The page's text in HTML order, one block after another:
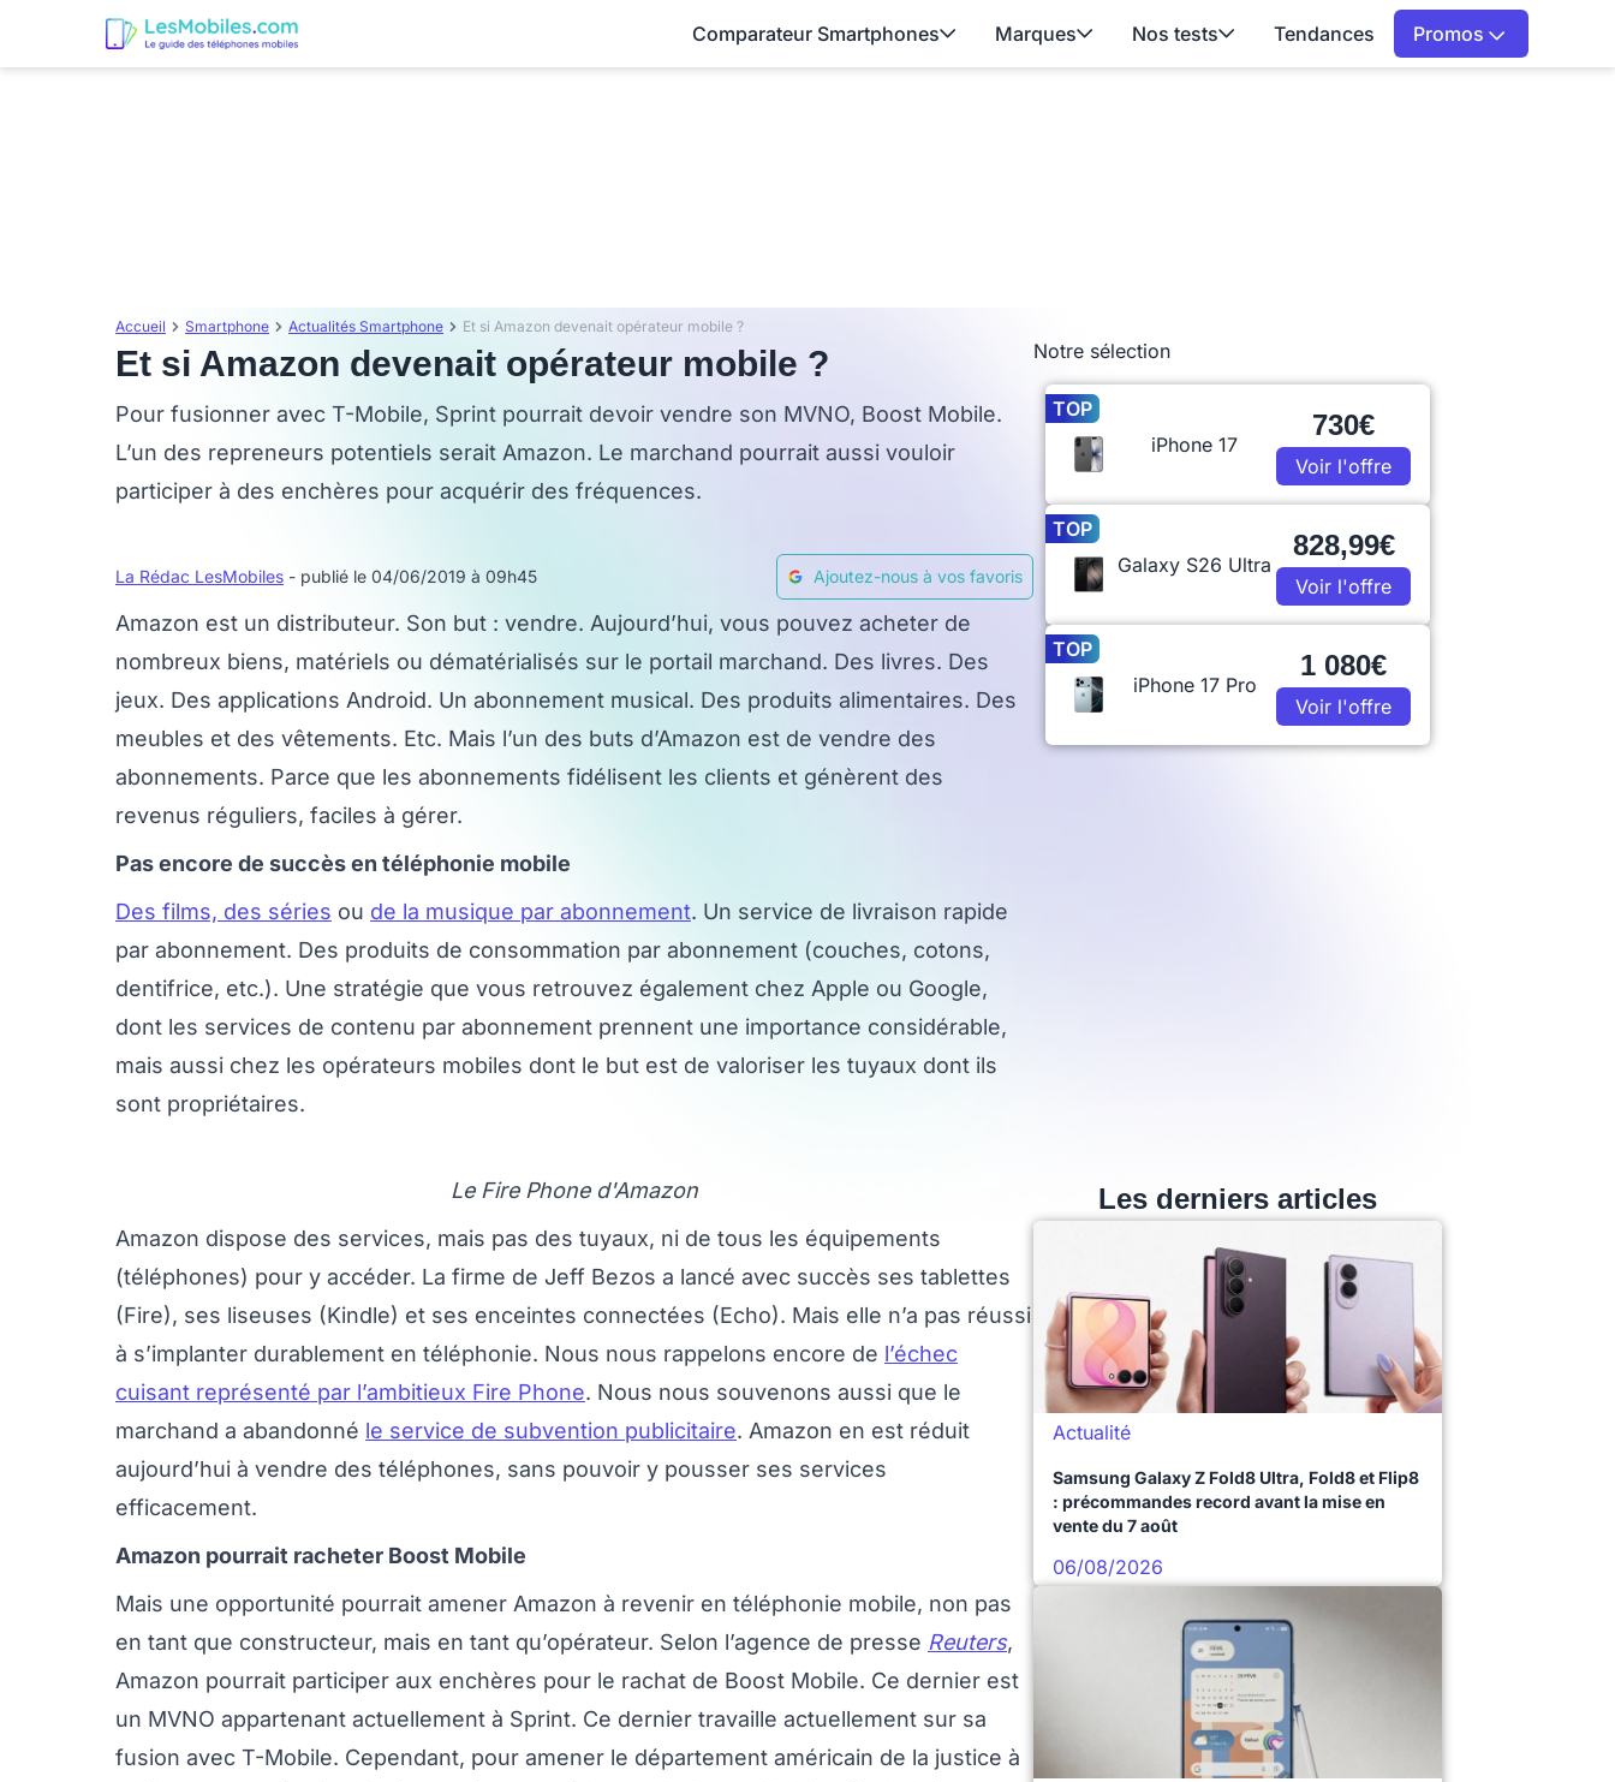
Comparateur Smartphones Marques Nos tests Tendances Promos
Accueil Smartphone Actualités Smartphone Et si Amazon devenait opérateur mobile ?
Et si Amazon devenait opérateur mobile ?
Pour fusionner avec T-Mobile, Sprint pourrait devoir vendre son MVNO, Boost Mobile.
L’un des repreneurs potentiels serait Amazon. Le marchand pourrait aussi vouloir
participer à des enchères pour acquérir des fréquences.
La Rédac LesMobiles - publié le 04/06/2019 à 09h45 Ajoutez-nous à vos favoris
Amazon est un distributeur. Son but : vendre. Aujourd’hui, vous pouvez acheter de
nombreux biens, matériels ou dématérialisés sur le portail marchand. Des livres. Des
jeux. Des applications Android. Un abonnement musical. Des produits alimentaires. Des
meubles et des vêtements. Etc. Mais l’un des buts d’Amazon est de vendre des
abonnements. Parce que les abonnements fidélisent les clients et génèrent des
revenus réguliers, faciles à gérer.
Pas encore de succès en téléphonie mobile
Des films, des séries ou de la musique par abonnement. Un service de livraison rapide
par abonnement. Des produits de consommation par abonnement (couches, cotons,
dentifrice, etc.). Une stratégie que vous retrouvez également chez Apple ou Google,
dont les services de contenu par abonnement prennent une importance considérable,
mais aussi chez les opérateurs mobiles dont le but est de valoriser les tuyaux dont ils
sont propriétaires.
Le Fire Phone d'Amazon
Amazon dispose des services, mais pas des tuyaux, ni de tous les équipements
(téléphones) pour y accéder. La firme de Jeff Bezos a lancé avec succès ses tablettes
(Fire), ses liseuses (Kindle) et ses enceintes connectées (Echo). Mais elle n’a pas réussi
à s’implanter durablement en téléphonie. Nous nous rappelons encore de l’échec
cuisant représenté par l’ambitieux Fire Phone. Nous nous souvenons aussi que le
marchand a abandonné le service de subvention publicitaire. Amazon en est réduit
aujourd’hui à vendre des téléphones, sans pouvoir y pousser ses services
efficacement.
Amazon pourrait racheter Boost Mobile
Mais une opportunité pourrait amener Amazon à revenir en téléphonie mobile, non pas
en tant que constructeur, mais en tant qu’opérateur. Selon l’agence de presse Reuters,
Amazon pourrait participer aux enchères pour le rachat de Boost Mobile. Ce dernier est
un MVNO appartenant actuellement à Sprint. Ce dernier travaille actuellement sur sa
fusion avec T-Mobile. Cependant, pour amener le département américain de la justice à
Notre sélection
TOP
iPhone 17
730€
Voir l'offre
TOP
Galaxy S26 Ultra
828,99€
Voir l'offre
TOP
iPhone 17 Pro
1 080€
Voir l'offre
Les derniers articles
Actualité
Samsung Galaxy Z Fold8 Ultra, Fold8 et Flip8
: précommandes record avant la mise en
vente du 7 août
06/08/2026